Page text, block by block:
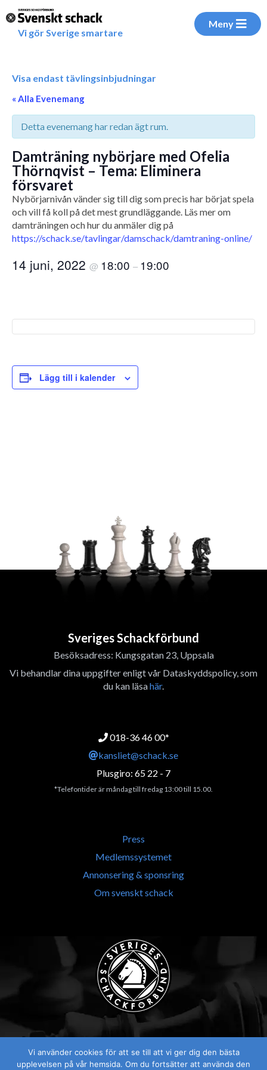
Vi gör Sverige smartare
Meny
Visa endast tävlingsinbjudningar
« Alla Evenemang
Detta evenemang har redan ägt rum.
Damträning nybörjare med Ofelia
Thörnqvist – Tema: Eliminera
försvaret
Nybörjarnivån vänder sig till dig som precis har börjat spela
och vill få koll på det mest grundläggande. Läs mer om
damträningen och hur du anmäler dig på
https://schack.se/tavlingar/damschack/damtraning-online/
14 juni, 2022 @ 18:00 – 19:00
Lägg till i kalender
Sveriges Schackförbund
Besöksadress: Kungsgatan 23, Uppsala
Vi behandlar dina uppgifter enligt vår Dataskyddspolicy, som
du kan läsahär.
018-36 46 00*
kansliet@schack.se
Plusgiro: 65 22 - 7
*Telefontider är måndag till fredag 13:00 till 15.00.
Press
Medlemssystemet
Annonsering & sponsring
Om svenskt schack
Visselblåsaren
Vi använder cookies för att se till att vi ger dig den bästa
upplevelsen på vår hemsida. Om du fortsätter att använda den